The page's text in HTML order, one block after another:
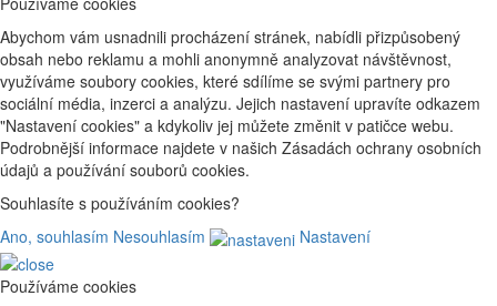
Abychom vám usnadnili procházení stránek, nabídli přizpůsobený
obsah nebo reklamu a mohli anonymně analyzovat návštěvnost,
využíváme soubory cookies, které sdílíme se svými partnery pro
sociální média, inzerci a analýzu. Jejich nastavení upravíte odkazem
"Nastavení cookies" a kdykoliv jej můžete změnit v patičce webu.
Podrobnější informace najdete v našich Zásadách ochrany osobních
údajů a používání souborů cookies.
Souhlasíte s používáním cookies?
Ano, souhlasím Nesouhlasím Nastavení
Používáme cookies